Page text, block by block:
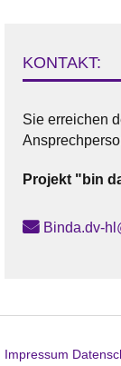
KONTAKT:
Sie erreichen
Projekt "bin
Binda.dv-
Impressum